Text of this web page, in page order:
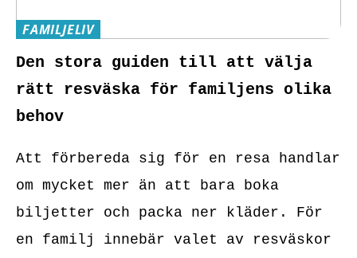
FAMILJELIV
Den stora guiden till att välja
rätt resväska för familjens olika
behov
Att förbereda sig för en resa handlar
om mycket mer än att bara boka
biljetter och packa ner kläder. För
en familj innebär valet av resväskor